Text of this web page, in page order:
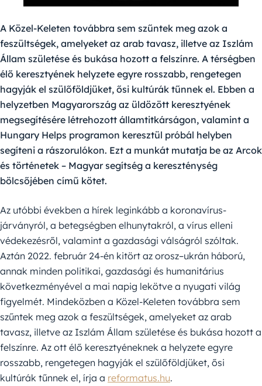
A Közel-Keleten továbbra sem szűntek meg azok a
feszültségek, amelyeket az arab tavasz, illetve az Iszlám
Állam születése és bukása hozott a felszínre. A térségben
élő keresztyének helyzete egyre rosszabb, rengetegen
hagyják el szülőföldjüket, ősi kultúrák tűnnek el. Ebben a
helyzetben Magyarország az üldözött keresztyének
megsegítésére létrehozott államtitkárságon, valamint a
Hungary Helps programon keresztül próbál helyben
segíteni a rászorulókon. Ezt a munkát mutatja be az Arcok
és történetek – Magyar segítség a kereszténység
bölcsőjében című kötet.
Az utóbbi években a hírek leginkább a koronavírus-
járványról, a betegségben elhunytakról, a vírus elleni
védekezésről, valamint a gazdasági válságról szóltak.
Aztán 2022. február 24-én kitört az orosz–ukrán háború,
annak minden politikai, gazdasági és humanitárius
következményével a mai napig lekötve a nyugati világ
figyelmét. Mindeközben a Közel-Keleten továbbra sem
szűntek meg azok a feszültségek, amelyeket az arab
tavasz, illetve az Iszlám Állam születése és bukása hozott a
felszínre. Az ott élő keresztyéneknek a helyzete egyre
rosszabb, rengetegen hagyják el szülőföldjüket, ősi
kultúrák tűnnek el, írja a reformatus.hu.